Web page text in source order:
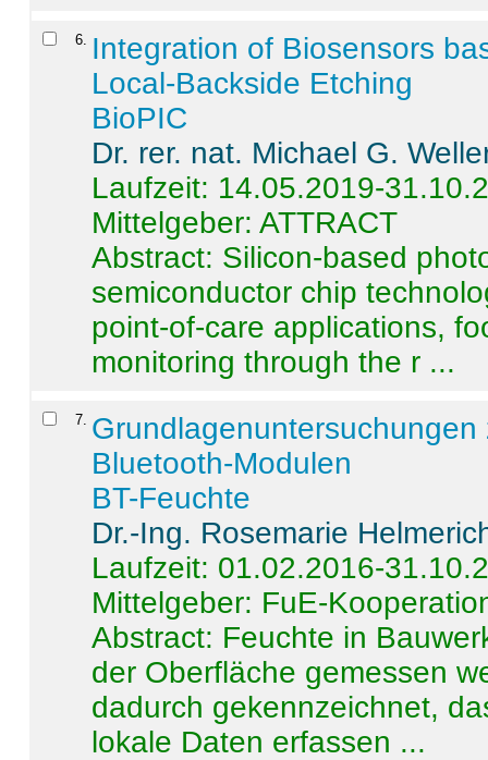
6
Integration of Biosensors
Local-Backside Etching
BioPIC
Dr. rer. nat. Michael G.
Laufzeit: 14.05.2019-
Mittelgeber: ATTRACT
Abstract: Silicon-based
semiconductor chip
point-of-care applications,
monitoring through the r ...
7
Bluetooth-Modulen
BT-Feuchte
Dr.-Ing. Rosemarie
Laufzeit: 01.02.2016-
Mittelgeber: FuE-
Abstract: Feuchte in
der Oberfläche gemessen
dadurch gekennzeichnet,
lokale Daten erfassen ...